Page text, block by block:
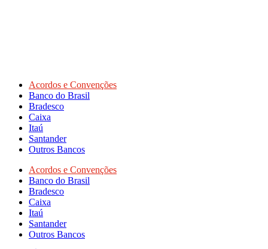
Acordos e Convenções
Banco do Brasil
Bradesco
Caixa
Itaú
Santander
Outros Bancos
Acordos e Convenções
Banco do Brasil
Bradesco
Caixa
Itaú
Santander
Outros Bancos